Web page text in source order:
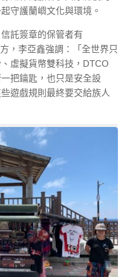
守護蘭嶼文化與環境。
託簽章的保管者有
，李亞鑫強調：「全世界只
虛擬貨幣雙科技，DTCO
把鑰匙，也只是安全設
遊戲規則最終要交給族人